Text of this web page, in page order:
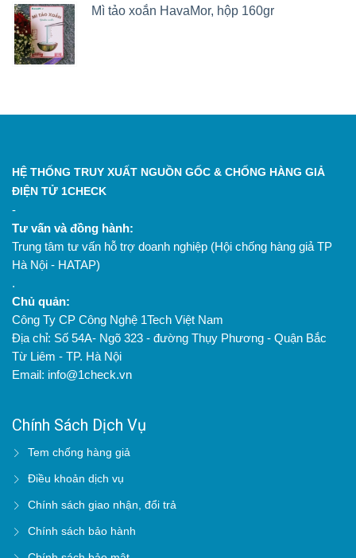
Mì tảo xoắn HavaMor, hộp 160gr
HỆ THỐNG TRUY XUẤT NGUỒN GỐC & CHỐNG HÀNG GIẢ
ĐIỆN TỬ 1CHECK
-
Tư vấn và đồng hành:
Trung tâm tư vấn hỗ trợ doanh nghiệp (Hội chống hàng giả TP
Hà Nội - HATAP)
.
Chủ quản:
Công Ty CP Công Nghệ 1Tech Việt Nam
Địa chỉ: Số 54A- Ngõ 323 - đường Thụy Phương - Quận Bắc
Từ Liêm - TP. Hà Nội
Email: info@1check.vn
Chính Sách Dịch Vụ
Tem chống hàng giả
Điều khoản dịch vụ
Chính sách giao nhận, đổi trả
Chính sách bảo hành